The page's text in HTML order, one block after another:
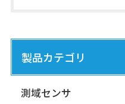
製品カテゴリ
測域センサ